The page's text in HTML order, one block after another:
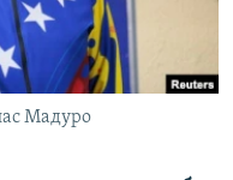
Мадуро